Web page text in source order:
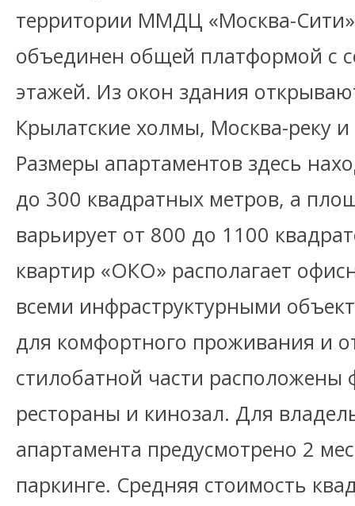
территории ММДЦ «Москва-
объединен общей платформой с
этажей. Из окон здания
Крылатские холмы, Москва-реку
Размеры апартаментов здесь
до 300 квадратных метров, а
варьирует от 800 до 1100
квартир «ОКО» располагает
всеми инфраструктурными
для комфортного проживания и
стилобатной части расположены
рестораны и кинозал. Для
апартамента предусмотрено 2
паркинге. Средняя стоимость